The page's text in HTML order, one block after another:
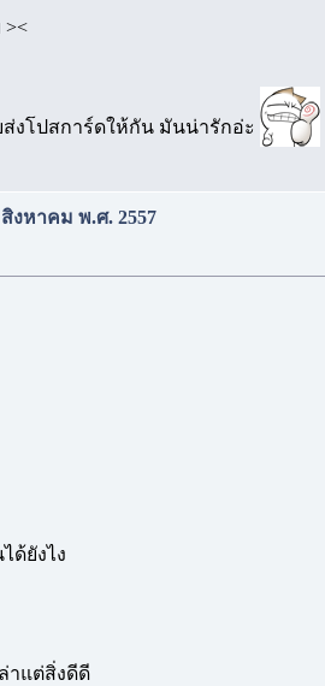
><
งโปสการ์ดให้กัน มันน่ารักอ่ะ
งหาคม พ.ศ. 2557
ด้ยังไง
ล่าแต่สิ่งดีดี